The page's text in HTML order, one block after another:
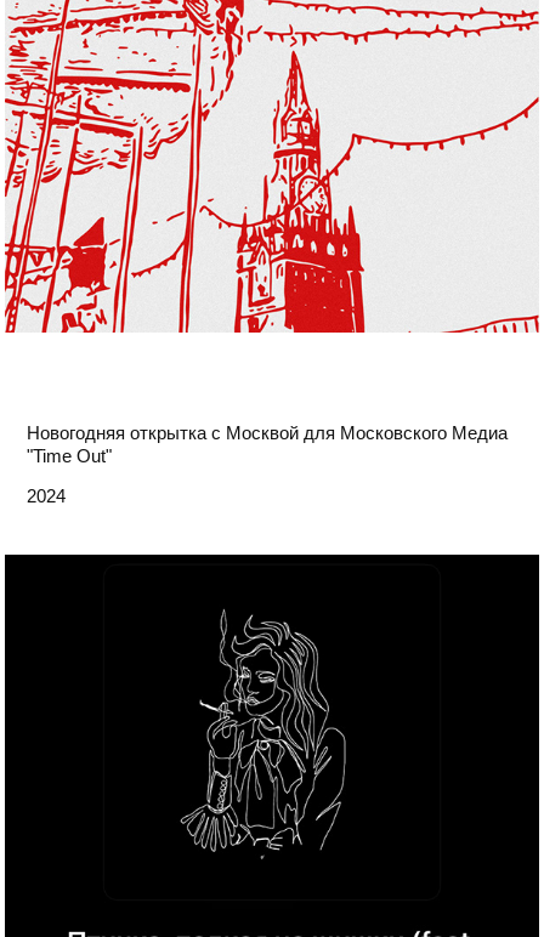
Новогодняя открытка с Москвой для Московского Медиа
"Time Out"
2024